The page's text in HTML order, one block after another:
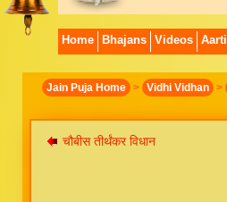
Home Bhajans Videos Aarti
Jain Puja Home > Vidhi Vidhan >
चौबीस तीर्थंकर विधान